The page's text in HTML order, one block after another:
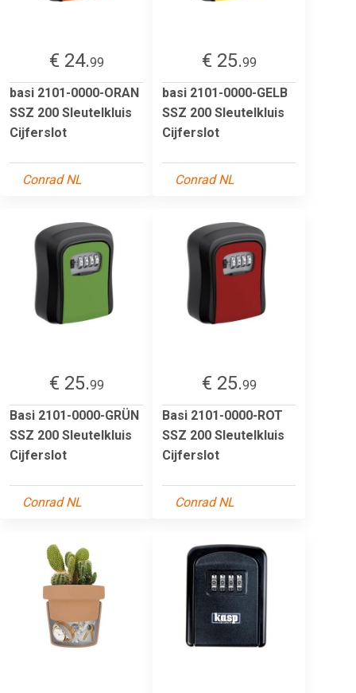
€ 24.99
basi 2101-0000-ORAN
SSZ 200 Sleutelkluis
Cijferslot
Conrad NL
€ 25.99
basi 2101-0000-GELB
SSZ 200 Sleutelkluis
Cijferslot
Conrad NL
€ 25.99
Basi 2101-0000-GRÜN
SSZ 200 Sleutelkluis
Cijferslot
Conrad NL
€ 25.99
Basi 2101-0000-ROT
SSZ 200 Sleutelkluis
Cijferslot
Conrad NL